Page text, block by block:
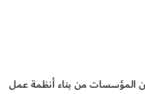
المؤسسات من بناء أنظمة عمل